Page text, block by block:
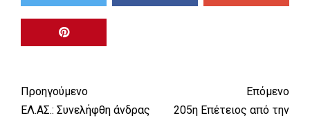
Προηγούμενο
ΕΛ.ΑΣ.: Συνελήφθη άνδρας
Επόμενο
205η Επέτειος από την